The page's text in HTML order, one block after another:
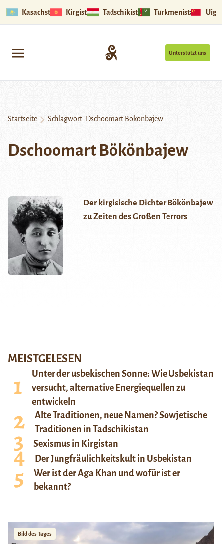
Kasachstan Kirgistan Tadschikistan Turkmenistan
Unterstützt uns
Startseite Schlagwort: Dschoomart Bökönbajew
Dschoomart Bökönbajew
Der kirgisische Dichter Bökönbajew
zu Zeiten des Großen Terrors
MEISTGELESEN
Unter der usbekischen Sonne: Wie Usbekistan
versucht, alternative Energiequellen zu
entwickeln
Alte Traditionen, neue Namen? Sowjetische
Traditionen in Tadschikistan
Sexismus in Kirgistan
Der Jungfräulichkeitskult in Usbekistan
Wer ist der Aga Khan und wofür ist er
bekannt?
Bild des Tages